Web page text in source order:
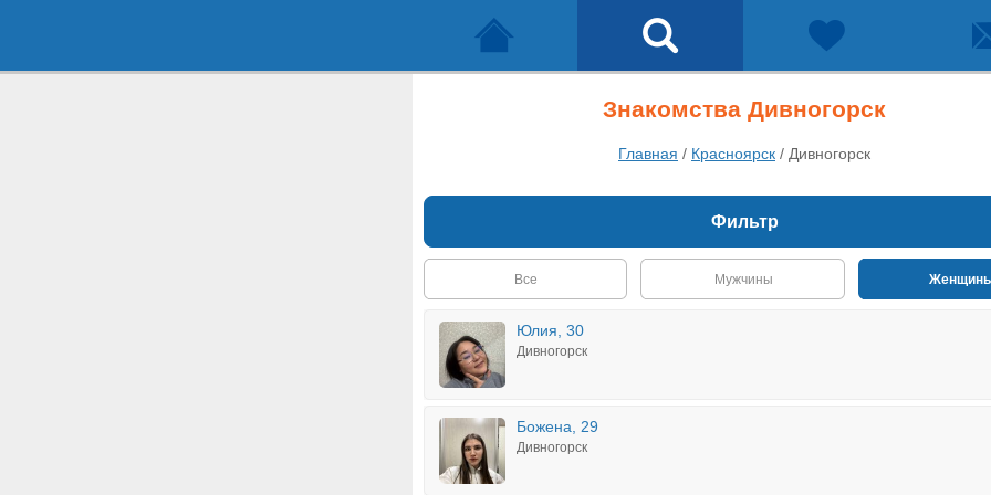
Знакомства Дивногорск
Главная / Красноярск / Дивногорск
Фильтр
Все Мужчины
Юлия, 30
Дивногорск
Божена, 29
Дивногорск